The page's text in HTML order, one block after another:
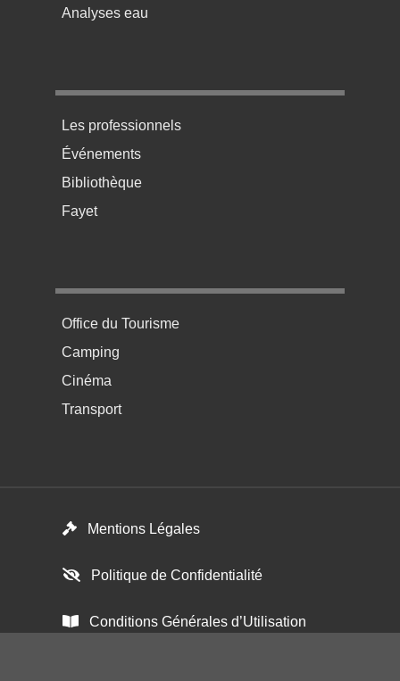
Analyses eau
Menu pratique bas de page 3
Les professionnels
Événements
Bibliothèque
Fayet
Menu pratique bas de page 4
Office du Tourisme
Camping
Cinéma
Transport
Mentions Légales
Politique de Confidentialité
Conditions Générales d’Utilisation